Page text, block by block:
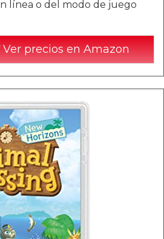
línea o del modo de juego
Ver precios en Amazon